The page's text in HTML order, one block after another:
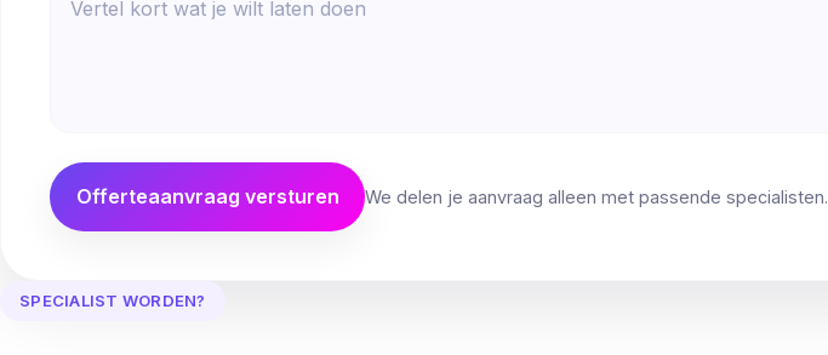
Offerteaanvraag versturen We delen je aanvraag alleen met passende specialisten.
SPECIALIST WORDEN?